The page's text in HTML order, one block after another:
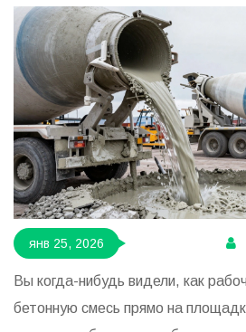
янв 25, 2026
Вы когда-нибудь видели, как
бетонную смесь прямо на